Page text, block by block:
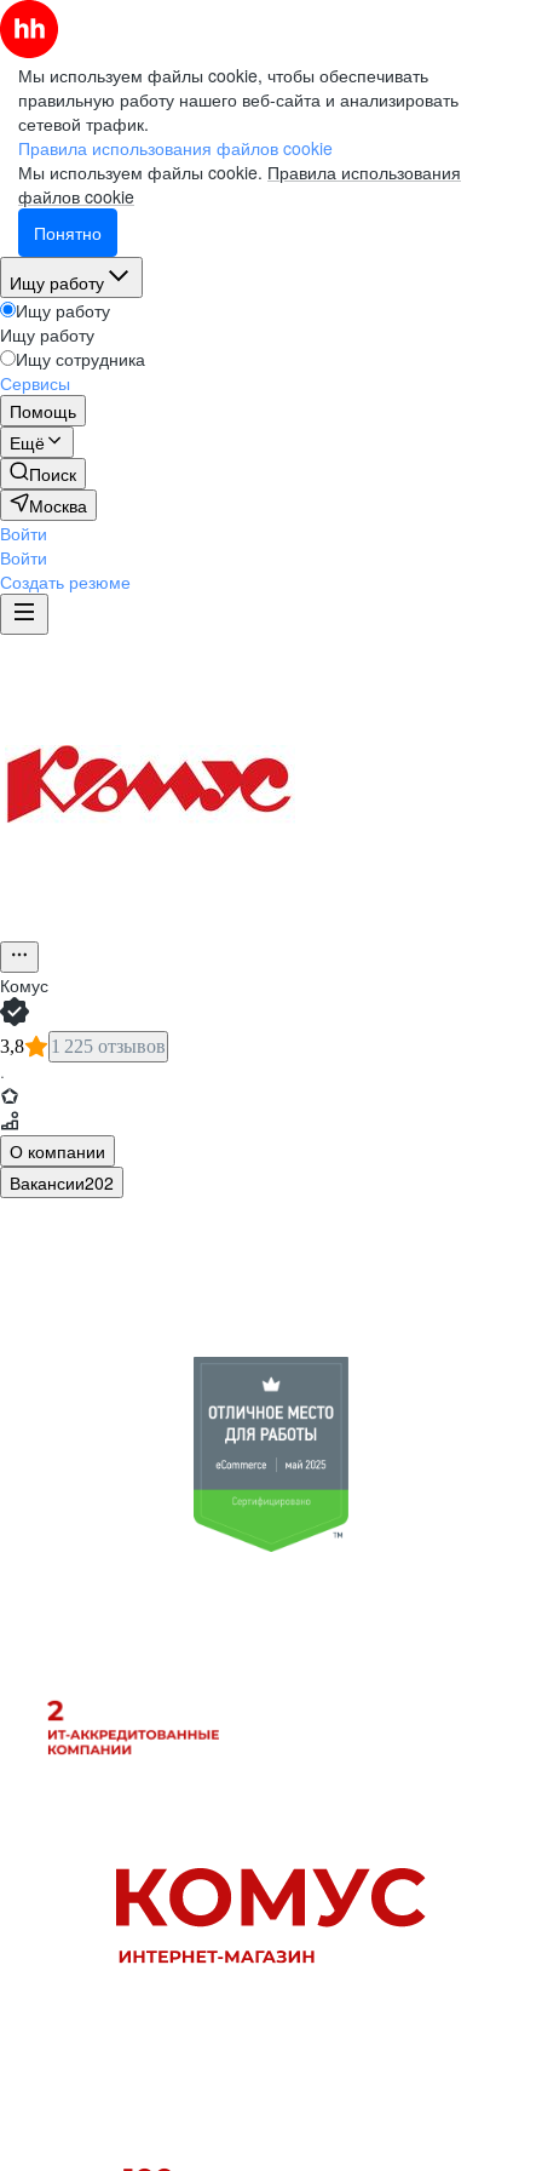
Мы используем файлы cookie, чтобы обеспечивать
правильную работу нашего веб-сайта и анализировать
сетевой трафик.
Правила использования файлов cookie
Мы используем файлы cookie. Правила использования
файлов cookie
Понятно
Ищу работу
Ищу работу
Ищу работу
Ищу сотрудника
Сервисы
Помощь
Ещё
Поиск
Москва
Войти
Войти
Создать резюме
Комус
3,8 1 225 отзывов
·
О компании
Вакансии202